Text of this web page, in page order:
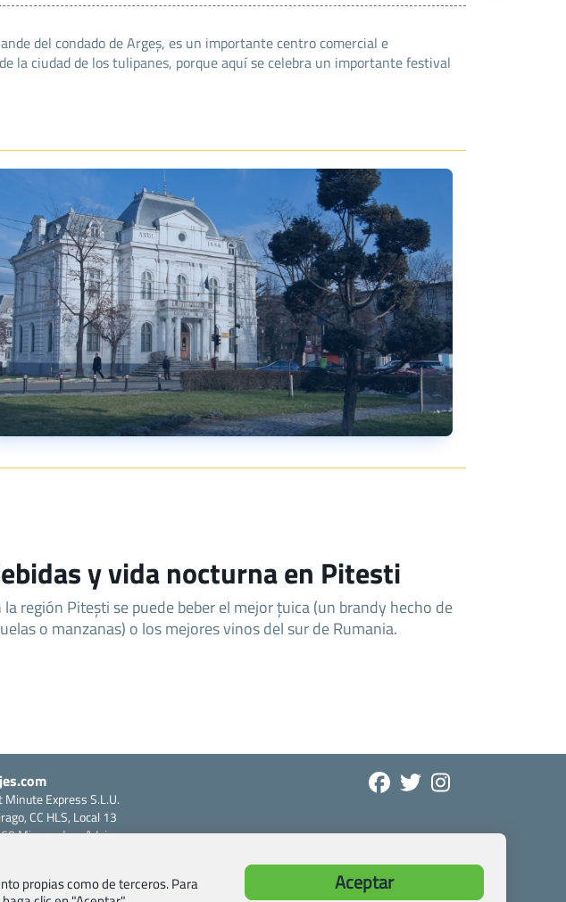
del condado de Argeș, es un importante centro comercial e
la ciudad de los tulipanes, porque aquí se celebra un importante festival
y vida nocturna en Pitesti
la región Pitești se puede beber el mejor țuica (un brandy hecho de
o manzanas) o los mejores vinos del sur de Rumania.
Minute Express S.L.U.
CC HLS, Local 13
Miraverde – Adeje
+34 922-97-17-27
propias como de terceros. Para
Aceptar